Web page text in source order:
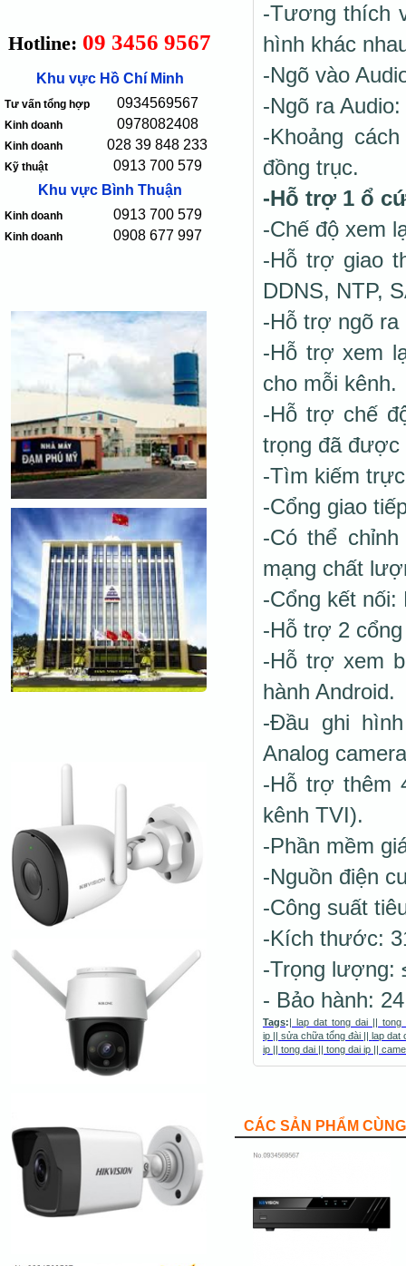
Hotline: 09 3456 9567
Khu vực Hồ Chí Minh
Tư vấn tổng hợp 0934569567
Kinh doanh 0978082408
Kinh doanh 028 39 848 233
Kỹ thuật
0913 700 579
Khu vực Bình Thuận
Kinh doanh 0913 700 579
Kinh doanh 0908 677 997
-Tương thích
hình khác
-Ngõ vào
-Ngõ ra
-Khoảng
đồng trục.
-Hỗ trợ 1 ổ
-Chế độ xem
-Hỗ trợ giao
DDNS, NTP,
-Hỗ trợ ngõ ra
-Hỗ trợ xem
cho mỗi kênh.
-Hỗ trợ chế
trọng đã
-Tìm kiếm
-Cổng giao
-Có thể
mạng chất
-Cổng kết nối:
-Hỗ trợ 2
-Hỗ trợ xem
hành Android.
-Đầu ghi
Analog
-Hỗ trợ thêm
kênh TVI).
-Phần mềm
-Nguồn điện
-Công suất
-Kích thước:
-Trọng lượng:
- Bảo hành:
Tags:| lap dat tong dai ||
ip ||sửa chữa tổng đài ||lap dat
ip || tong dai || tong dai ip ||
CÁC SẢN PHẨM